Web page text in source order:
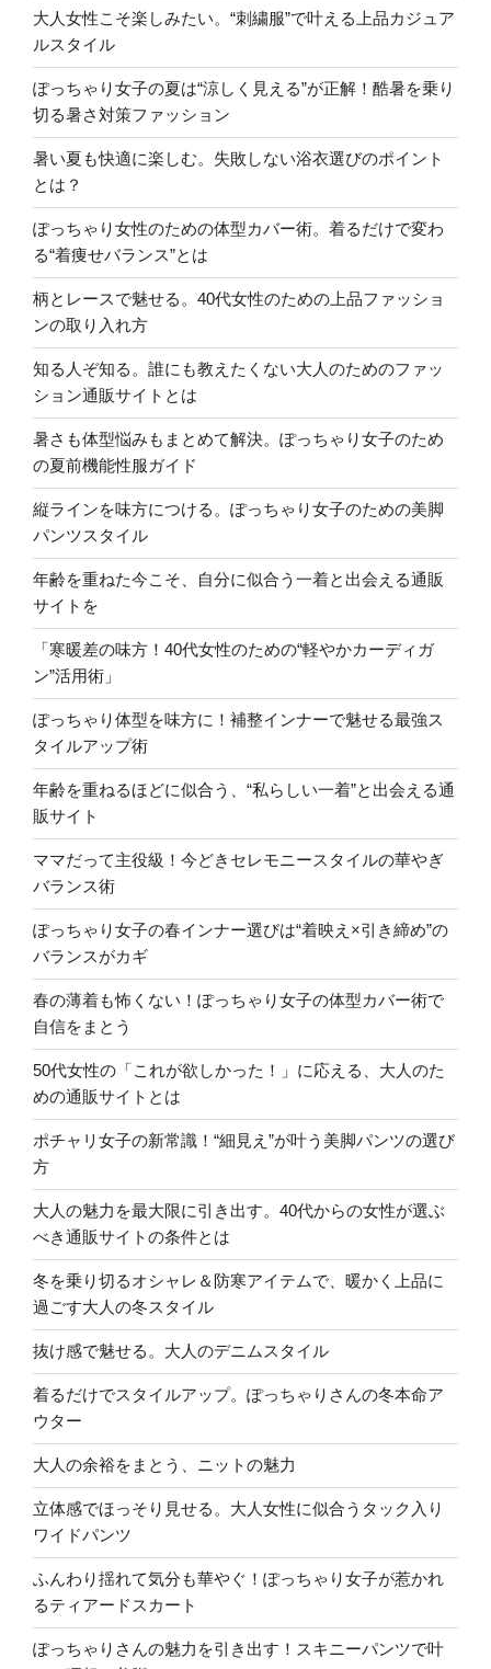
大人女性こそ楽しみたい。“刺繍服”で叶える上品カジュア
ルスタイル
ぽっちゃり女子の夏は“涼しく見える”が正解！酷暑を乗り
切る暑さ対策ファッション
暑い夏も快適に楽しむ。失敗しない浴衣選びのポイント
とは？
ぽっちゃり女性のための体型カバー術。着るだけで変わ
る“着痩せバランス”とは
柄とレースで魅せる。40代女性のための上品ファッショ
ンの取り入れ方
知る人ぞ知る。誰にも教えたくない大人のためのファッ
ション通販サイトとは
暑さも体型悩みもまとめて解決。ぽっちゃり女子のため
の夏前機能性服ガイド
縦ラインを味方につける。ぽっちゃり女子のための美脚
パンツスタイル
年齢を重ねた今こそ、自分に似合う一着と出会える通販
サイトを
「寒暖差の味方！40代女性のための“軽やかカーディガ
ン”活用術」
ぽっちゃり体型を味方に！補整インナーで魅せる最強ス
タイルアップ術
年齢を重ねるほどに似合う、“私らしい一着”と出会える通
販サイト
ママだって主役級！今どきセレモニースタイルの華やぎ
バランス術
ぽっちゃり女子の春インナー選びは“着映え×引き締め”の
バランスがカギ
春の薄着も怖くない！ぽっちゃり女子の体型カバー術で
自信をまとう
50代女性の「これが欲しかった！」に応える、大人のた
めの通販サイトとは
ポチャリ女子の新常識！“細見え”が叶う美脚パンツの選び
方
大人の魅力を最大限に引き出す。40代からの女性が選ぶ
べき通販サイトの条件とは
冬を乗り切るオシャレ＆防寒アイテムで、暖かく上品に
過ごす大人の冬スタイル
抜け感で魅せる。大人のデニムスタイル
着るだけでスタイルアップ。ぽっちゃりさんの冬本命ア
ウター
大人の余裕をまとう、ニットの魅力
立体感でほっそり見せる。大人女性に似合うタック入り
ワイドパンツ
ふんわり揺れて気分も華やぐ！ぽっちゃり女子が惹かれ
るティアードスカート
ぽっちゃりさんの魅力を引き出す！スキニーパンツで叶